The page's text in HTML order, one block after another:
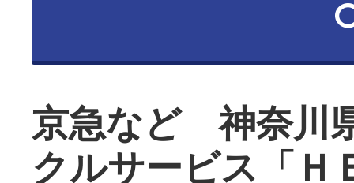
京急など 神奈川
クルサービス「